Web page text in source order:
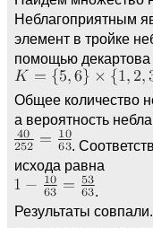
Неблагоприятным
элемент в тройке
помощью декартова
Общее количество
а вероятность
.
исхода равна
.
Результаты